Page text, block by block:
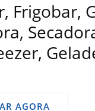
Frigobar,
AGORA